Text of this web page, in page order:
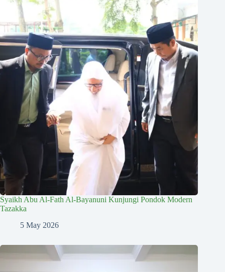
Syaikh Abu Al-Fath Al-Bayanuni Kunjungi Pondok Modern
Tazakka
5 May 2026